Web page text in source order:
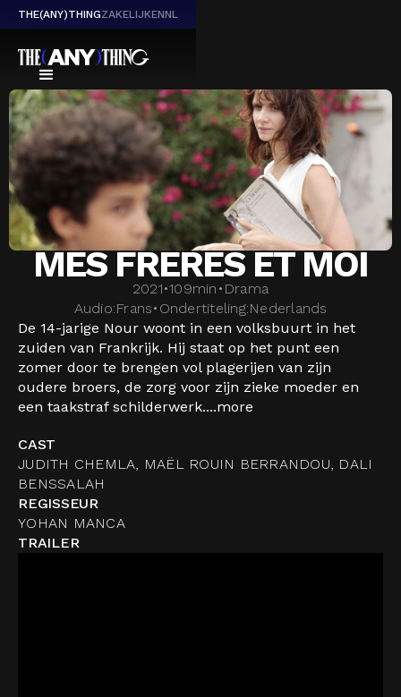
THE(ANY)THINGZAKELIJKENNL
MES FRERES ET MOI
2021•109min • Drama
Audio:Frans• Ondertiteling:Nederlands
De 14-jarige Nour woont in een volksbuurt in het
zuiden van Frankrijk. Hij staat op het punt een
zomer door te brengen vol plagerijen van zijn
oudere broers, de zorg voor zijn zieke moeder en
een taakstraf schilderwerk....more
CAST
JUDITH CHEMLA, MAËL ROUIN BERRANDOU, DALI
BENSSALAH
REGISSEUR
YOHAN MANCA
TRAILER